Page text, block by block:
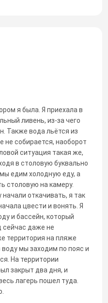
я была. Я приехала в
ливень, из-за чего
Также вода льётся из
не собирается, наоборот
ситуация такая же,
в столовую буквально
едим холодную еду, а
столовую на камеру.
откачивать, я так
цвести и вонять. Я
и бассейн, который
сейчас даже не
территория на пляже
мы заходим по пояс и
На территории
закрыт два дня, и
лагерь пошел туда.